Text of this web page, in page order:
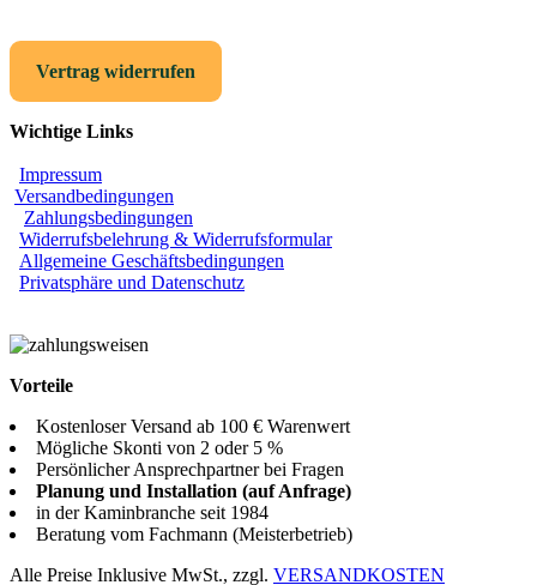
Vertrag widerrufen
Wichtige Links
Impressum
Versandbedingungen
Zahlungsbedingungen
Widerrufsbelehrung & Widerrufsformular
Allgemeine Geschäftsbedingungen
Privatsphäre und Datenschutz
Vorteile
Kostenloser Versand ab 100 € Warenwert
Mögliche Skonti von 2 oder 5 %
Persönlicher Ansprechpartner bei Fragen
Planung und Installation (auf Anfrage)
in der Kaminbranche seit 1984
Beratung vom Fachmann (Meisterbetrieb)
Alle Preise Inklusive MwSt., zzgl. VERSANDKOSTEN